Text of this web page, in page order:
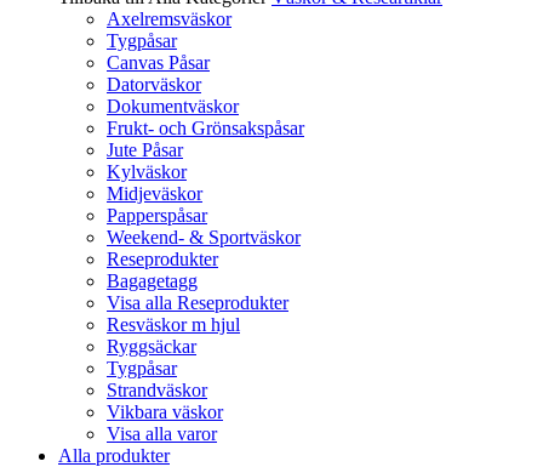
Axelremsväskor
Tygpåsar
Canvas Påsar
Datorväskor
Dokumentväskor
Frukt- och Grönsakspåsar
Jute Påsar
Kylväskor
Midjeväskor
Papperspåsar
Weekend- & Sportväskor
Reseprodukter
Bagagetagg
Visa alla Reseprodukter
Resväskor m hjul
Ryggsäckar
Tygpåsar
Strandväskor
Vikbara väskor
Visa alla varor
Alla produkter